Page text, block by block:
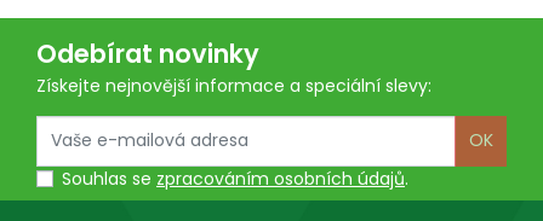
Odebírat novinky
Získejte nejnovější informace a speciální slevy:
OK
Souhlas se zpracováním osobních údajů.